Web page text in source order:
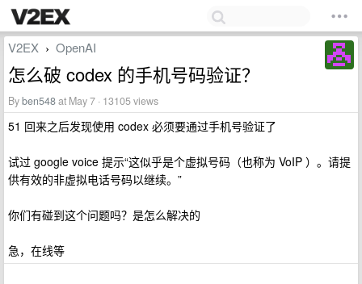
V2EX › OpenAI
怎么破 codex 的手机号码验证？
Byben548at May 7 · 13105 views
51 回来之后发现使用 codex 必须要通过手机号验证了
试过 google voice 提示“这似乎是个虚拟号码（也称为 VoIP ）。请提
供有效的非虚拟电话号码以继续。”
你们有碰到这个问题吗？是怎么解决的
急，在线等